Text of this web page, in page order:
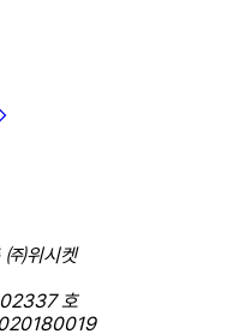
㈜위시켓
02337 호